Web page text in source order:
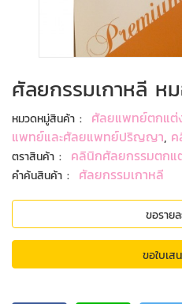
ศัลยกรรมเกาหลี ห
หมวดหมู่สินค้า : ศัลยแพทย์ตกแ
แพทย์และศัลยแพทย์ปริญญา,
ตราสินค้า : คลินิกศัลยกรรมตกแ
คำค้นสินค้า : ศัลยกรรมเกาหลี
ขอราย
ขอใบเส